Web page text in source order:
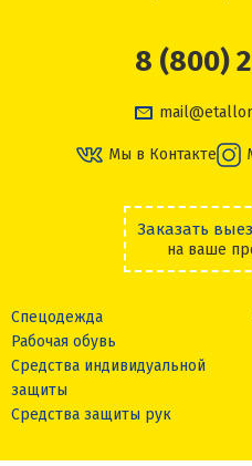
8 (800)
Мы в Контакте
Заказать
на ваше
Спецодежда
Рабочая обувь
Средства индивидуальной
защиты
Средства защиты рук